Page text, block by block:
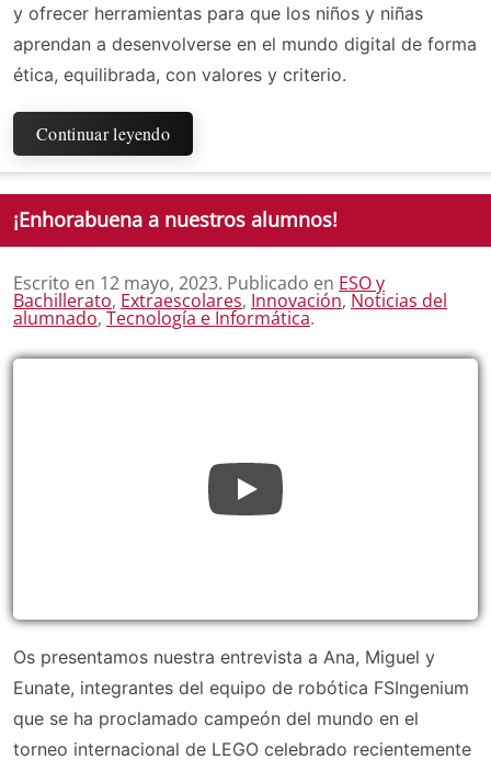
y ofrecer herramientas para que los niños y niñas
aprendan a desenvolverse en el mundo digital de forma
ética, equilibrada, con valores y criterio.
Continuar leyendo
¡Enhorabuena a nuestros alumnos!
Escrito en 12 mayo, 2023. Publicado en ESO y
Bachillerato, Extraescolares, Innovación, Noticias del
alumnado, Tecnología e Informática.
Os presentamos nuestra entrevista a Ana, Miguel y
Eunate, integrantes del equipo de robótica FSIngenium
que se ha proclamado campeón del mundo en el
torneo internacional de LEGO celebrado recientemente